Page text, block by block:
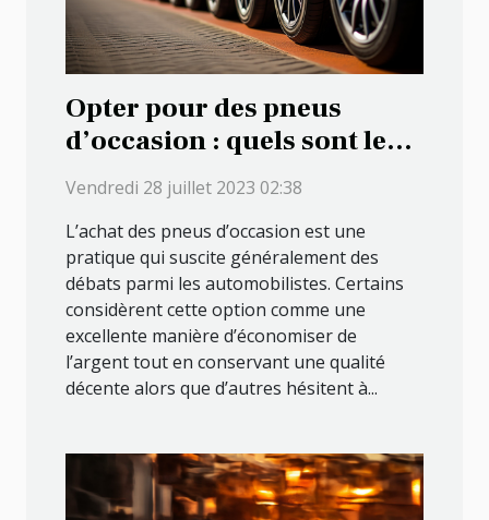
Opter pour des pneus
d’occasion : quels sont les
avantages que cela
présente ?
Vendredi 28 juillet 2023 02:38
L’achat des pneus d’occasion est une
pratique qui suscite généralement des
débats parmi les automobilistes. Certains
considèrent cette option comme une
excellente manière d’économiser de
l’argent tout en conservant une qualité
décente alors que d’autres hésitent à...